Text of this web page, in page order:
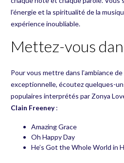
l’énergie et la spiritualité de la
expérience inoubliable.
Mettez-vous
Pour vous mettre dans l’ambiance
exceptionnelle, écoutez quelques-
populaires interprétés par Zonya
Clain Freeney:
Amazing Grace
Oh Happy Day
He’s Got the Whole World in